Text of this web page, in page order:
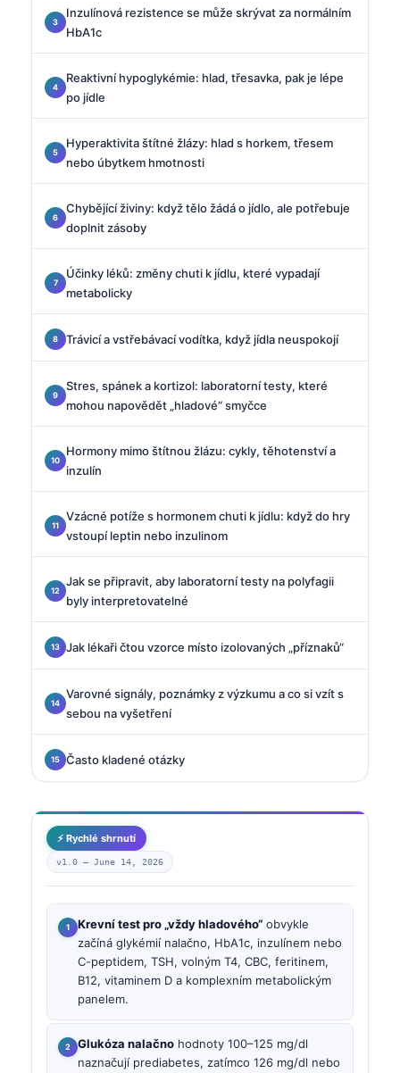
Inzulínová rezistence se může skrývat za normálním
HbA1c
Reaktivní hypoglykémie: hlad, třesavka, pak je lépe
po jídle
Hyperaktivita štítné žlázy: hlad s horkem, třesem
nebo úbytkem hmotnosti
Chybějící živiny: když tělo žádá o jídlo, ale potřebuje
doplnit zásoby
Účinky léků: změny chuti k jídlu, které vypadají
metabolicky
Trávicí a vstřebávací vodítka, když jídla neuspokojí
Stres, spánek a kortizol: laboratorní testy, které
mohou napovědět „hladové“ smyčce
Hormony mimo štítnou žlázu: cykly, těhotenství a
inzulín
Vzácné potíže s hormonem chuti k jídlu: když do hry
vstoupí leptin nebo inzulinom
Jak se připravit, aby laboratorní testy na polyfagii
byly interpretovatelné
Jak lékaři čtou vzorce místo izolovaných „příznaků“
Varovné signály, poznámky z výzkumu a co si vzít s
sebou na vyšetření
Často kladené otázky
⚡ Rychlé shrnutí
v1.0 — June 14, 2026
Krevní test pro „vždy hladového“ obvykle
začíná glykémií nalačno, HbA1c, inzulínem nebo
C-peptidem, TSH, volným T4, CBC, feritinem,
B12, vitaminem D a komplexním metabolickým
panelem.
Glukóza nalačno hodnoty 100–125 mg/dl
naznačují prediabetes, zatímco 126 mg/dl nebo